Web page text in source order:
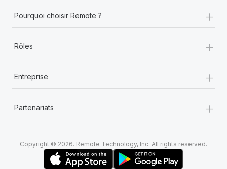
Pourquoi choisir Remote ? +
Rôles +
Entreprise +
Partenariats +
Copyright © 2026. Remote Technology, Inc. All rights reserved.